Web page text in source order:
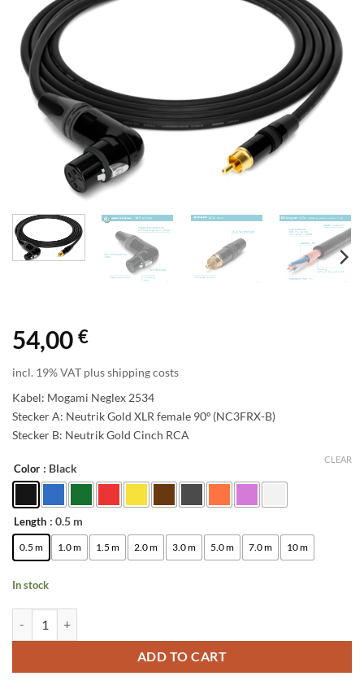
54,00 €
incl. 19% VAT plus shipping costs
Kabel: Mogami Neglex 2534
Stecker A: Neutrik Gold XLR female 90º (NC3FRX-B)
Stecker B: Neutrik Gold Cinch RCA
Color : Black
Length : 0.5 m
0.5 m 1.0 m 1.5 m 2.0 m 3.0 m 5.0 m 7.0 m 10 m
CLEAR
In stock
ADD TO CART
Alternative: